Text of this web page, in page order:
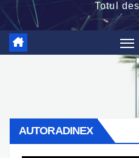
Totul
AUTORADINEX